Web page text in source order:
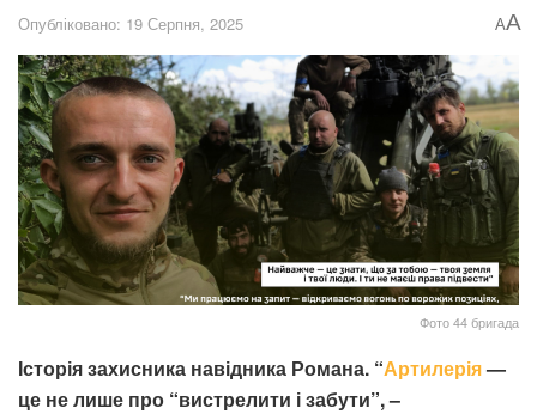
Опубліковано: 19 Серпня, 2025 AA
Фото 44 бригада
Історія захисника навідника Романа. “Артилерія—
це не лише про “вистрелити і забути”, –